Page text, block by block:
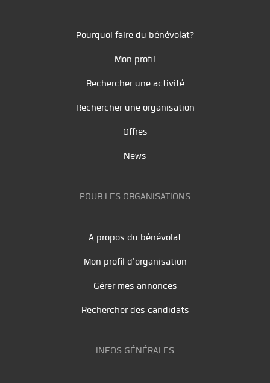
Pourquoi faire du bénévolat?
Mon profil
Rechercher une activité
Rechercher une organisation
Offres
News
POUR LES ORGANISATIONS
A propos du bénévolat
Mon profil d'organisation
Gérer mes annonces
Rechercher des candidats
INFOS GÉNÉRALES